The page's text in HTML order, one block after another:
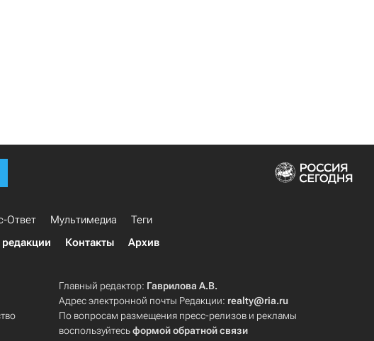
Ответ Мультимедиа
Теги
редакции Контакты Архив
Главный редактор: Гаврилова А.В.
Адрес электронной почты Редакции: realty@ria.ru
По вопросам размещения пресс-релизов и рекламы
воспользуйтесьформой обратной связи